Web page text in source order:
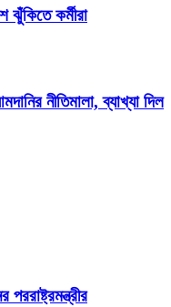
ঝুঁকিতে কর্মীরা
নীতিমালা, ব্যাখ্যা দিল